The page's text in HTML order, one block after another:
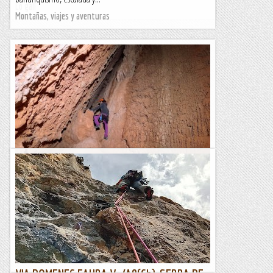
Lo gall
Montañas, viajes y aventuras
Escletxa del Moro o Cova de Sant Jeroni
L'Escletxa del Moro és un indret singular de Montserat. Es
tracta d'una cavitat dintre d'una gran fisura entre roques, al
peu de la Paret de l'Aeri. Tot i que...
Blog de muntanya